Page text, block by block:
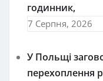
годинник,
7 Серпня, 2026
У Польщі
перехоплення